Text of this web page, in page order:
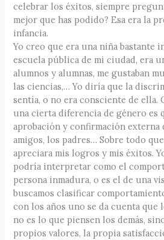
celebrar los éxitos, siempre
mejor que has podido? Esa era la
infancia.
Yo creo que era una niña bastante
escuela pública de mi ciudad, era
alumnos y alumnas, me gustaban
las ciencias,… Yo diría que la
sentía, o no era consciente de ella.
una cierta diferencia de género es
aprobación y confirmación externa
amigos, los padres… Sobre todo
apreciara mis logros y mis éxitos.
podría interpretar como el
persona inmadura, o es el de una
buscamos clasificar
con los años uno se da cuenta que
no es lo que piensen los demás,
propios valores, la propia